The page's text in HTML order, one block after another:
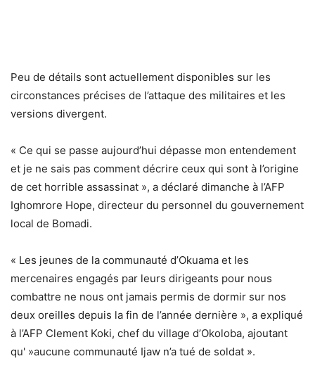
Peu de détails sont actuellement disponibles sur les
circonstances précises de l’attaque des militaires et les
versions divergent.
« Ce qui se passe aujourd’hui dépasse mon entendement
et je ne sais pas comment décrire ceux qui sont à l’origine
de cet horrible assassinat », a déclaré dimanche à l’AFP
Ighomrore Hope, directeur du personnel du gouvernement
local de Bomadi.
« Les jeunes de la communauté d’Okuama et les
mercenaires engagés par leurs dirigeants pour nous
combattre ne nous ont jamais permis de dormir sur nos
deux oreilles depuis la fin de l’année dernière », a expliqué
à l’AFP Clement Koki, chef du village d’Okoloba, ajoutant
qu' »aucune communauté Ijaw n’a tué de soldat ».